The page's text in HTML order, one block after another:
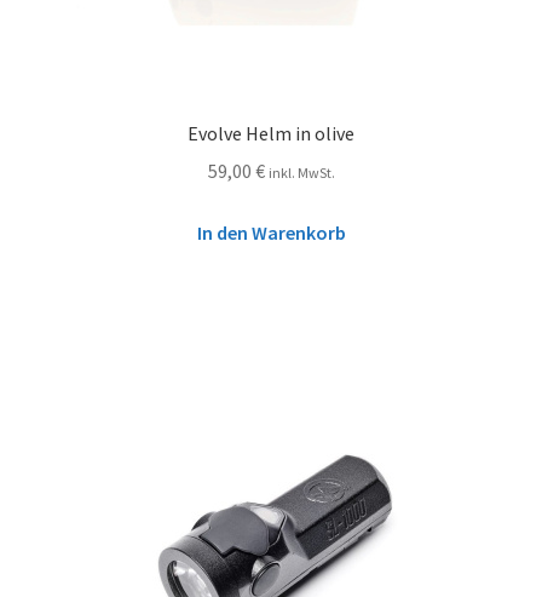
Evolve Helm in olive
59,00 € inkl. MwSt.
In den Warenkorb